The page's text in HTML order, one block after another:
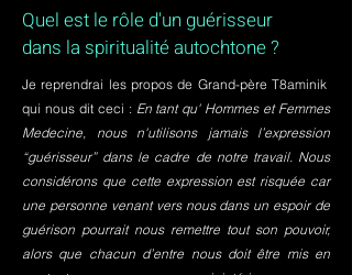
Quel est le rôle d'un guérisseur
dans la spiritualité autochtone ?
Je reprendrai les propos de Grand-père T8aminik
qui nous dit ceci : En tant qu' Hommes et Femmes
Medecine, nous n'utilisons jamais l’expression
“guérisseur” dans le cadre de notre travail. Nous
considérons que cette expression est risquée car
une personne venant vers nous dans un espoir de
guérison pourrait nous remettre tout son pouvoir,
alors que chacun d’entre nous doit être mis en